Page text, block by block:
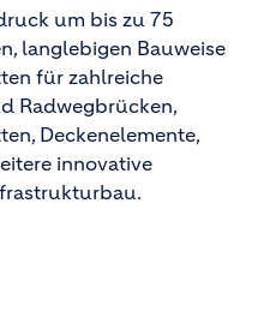
um bis zu 75
langlebigen Bauweise
für zahlreiche
Radwegbrücken,
Deckenelemente,
innovative